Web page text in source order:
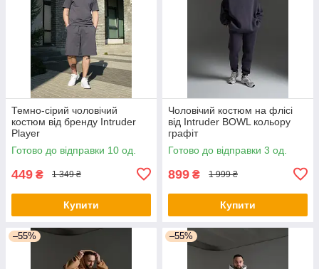
Темно-сірий чоловічий
костюм від бренду Intruder
Player
Готово до відправки 10 од.
449 ₴ 1 349 ₴
Купити
Чоловічий костюм на флісі
від Intruder BOWL кольору
графіт
Готово до відправки 3 од.
899 ₴ 1 999 ₴
Купити
–55% –55%